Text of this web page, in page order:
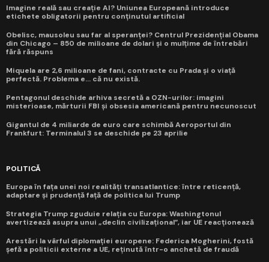
Imagine reală sau creație AI? Uniunea Europeană introduce
etichete obligatorii pentru conținutul artificial
Obelisc, mausoleu sau far al speranței? Centrul Prezidențial Obama
din Chicago – 850 de milioane de dolari și o mulțime de întrebări
fără răspuns
Miquela are 2,6 milioane de fani, contracte cu Prada și o viață
perfectă. Problema e... că nu există.
Pentagonul deschide arhiva secretă a OZN-urilor: imagini
misterioase, mărturii FBI și obsesia americană pentru necunoscut
Gigantul de 4 miliarde de euro care schimbă Aeroportul din
Frankfurt: Terminalul 3 se deschide pe 23 aprilie
POLITICĂ
Europa în fața unei noi realități transatlantice: între reticență,
adaptare și prudență față de politica lui Trump
Strategia Trump zguduie relația cu Europa: Washingtonul
avertizează asupra unui „declin civilizațional”, iar UE reacționează
Arestări la vârful diplomației europene: Federica Mogherini, fostă
șefă a politicii externe a UE, reținută într-o anchetă de fraudă